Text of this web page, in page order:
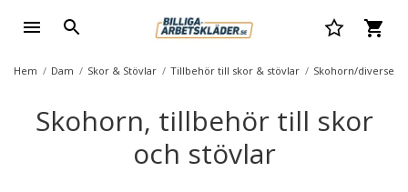
Hem Dam Skor & Stövlar Tillbehör till skor & stövlar Skohorn/diverse
Skohorn, tillbehör till skor
och stövlar